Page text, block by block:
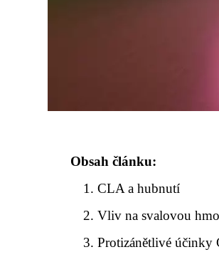
Obsah článku:
CLA a hubnutí
Vliv na svalovou
Protizánětlivé účinky